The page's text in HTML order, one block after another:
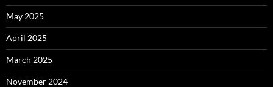
May 2025
April 2025
March 2025
November 2024